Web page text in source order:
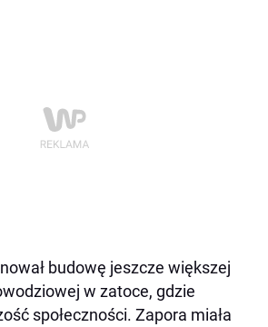
budowę jeszcze większej
w zatoce, gdzie
społeczności. Zapora miała